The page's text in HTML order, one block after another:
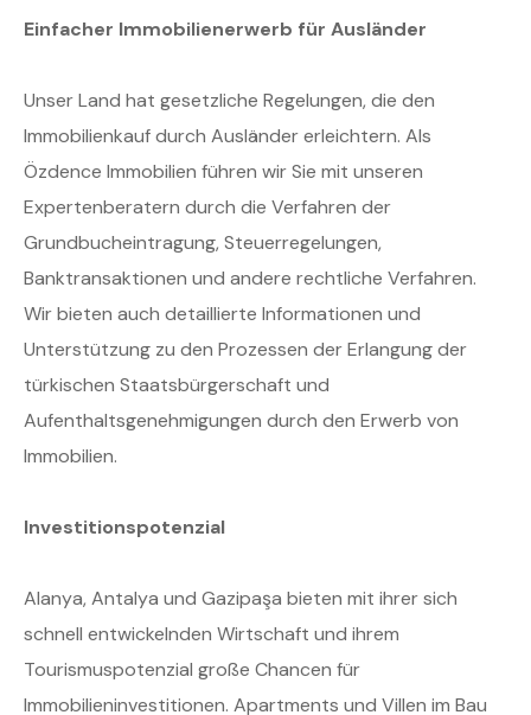
Einfacher Immobilienerwerb für Ausländer
Unser Land hat gesetzliche Regelungen, die den
Immobilienkauf durch Ausländer erleichtern. Als
Özdence Immobilien führen wir Sie mit unseren
Expertenberatern durch die Verfahren der
Grundbucheintragung, Steuerregelungen,
Banktransaktionen und andere rechtliche Verfahren.
Wir bieten auch detaillierte Informationen und
Unterstützung zu den Prozessen der Erlangung der
türkischen Staatsbürgerschaft und
Aufenthaltsgenehmigungen durch den Erwerb von
Immobilien.
Investitionspotenzial
Alanya, Antalya und Gazipaşa bieten mit ihrer sich
schnell entwickelnden Wirtschaft und ihrem
Tourismuspotenzial große Chancen für
Immobilieninvestitionen. Apartments und Villen im Bau